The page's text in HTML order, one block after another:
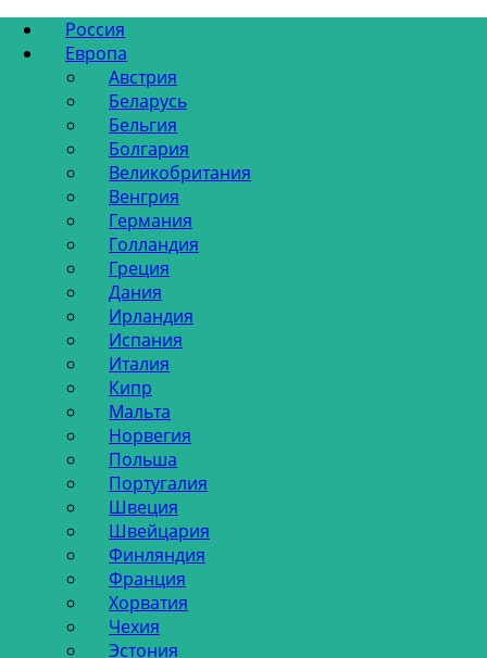
Россия
Европа
Австрия
Беларусь
Бельгия
Болгария
Великобритания
Венгрия
Германия
Голландия
Греция
Дания
Ирландия
Испания
Италия
Кипр
Мальта
Норвегия
Польша
Португалия
Швеция
Швейцария
Финляндия
Франция
Хорватия
Чехия
Эстония